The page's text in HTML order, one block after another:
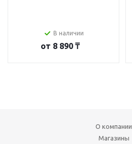
В наличии
от 8 890 ₸
О компании
Магазины